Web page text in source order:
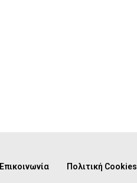
Επικοινωνία Πολιτική Cookies